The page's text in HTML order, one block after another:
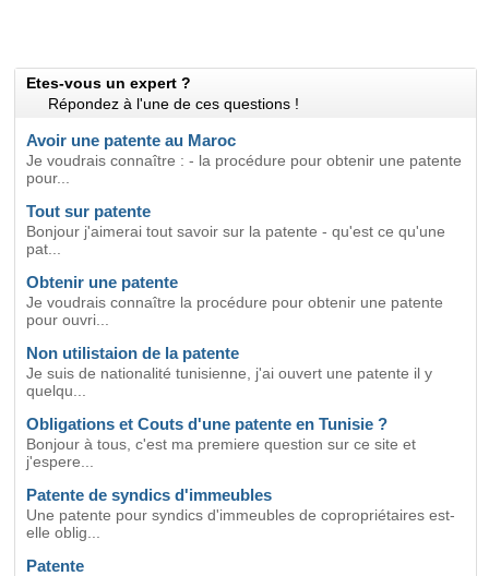
Etes-vous un expert ?
Répondez à l'une de ces questions !
Avoir une patente au Maroc
Je voudrais connaître : - la procédure pour obtenir une patente
pour...
Tout sur patente
Bonjour j'aimerai tout savoir sur la patente - qu'est ce qu'une
pat...
Obtenir une patente
Je voudrais connaître la procédure pour obtenir une patente
pour ouvri...
Non utilistaion de la patente
Je suis de nationalité tunisienne, j'ai ouvert une patente il y
quelqu...
Obligations et Couts d'une patente en Tunisie ?
Bonjour à tous, c'est ma premiere question sur ce site et
j'espere...
Patente de syndics d'immeubles
Une patente pour syndics d'immeubles de copropriétaires est-
elle oblig...
Patente